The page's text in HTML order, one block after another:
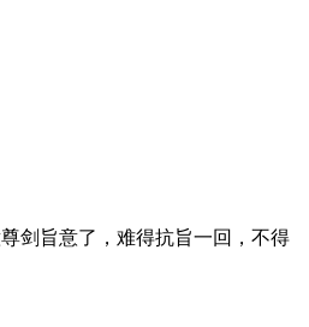
剑旨意了，难得抗旨一回，不得